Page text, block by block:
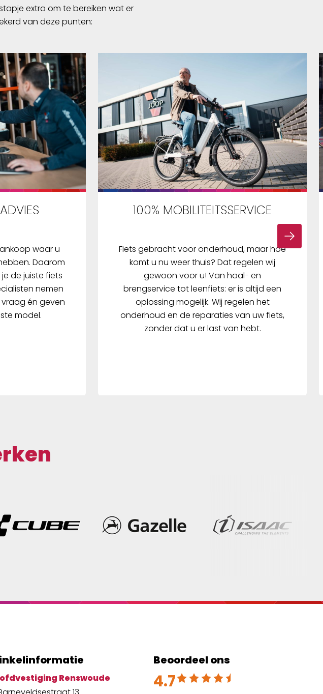
extra om te bereiken wat er
van deze punten:
waar u
Daarom
de juiste fiets
nemen
én geven
model.
100% MOBILITEITSSERVICE
Fiets gebracht voor onderhoud, maar hoe
komt u nu weer thuis? Dat regelen wij
gewoon voor u! Van haal- en
brengservice tot leenfiets: er is altijd een
oplossing mogelijk. Wij regelen het
onderhoud en de reparaties van uw fiets,
zonder dat u er last van hebt.
Renswoude
Beoordeel ons
4.7
Beoordeeld met 4.7 uit 5